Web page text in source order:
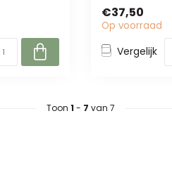
€37,50
Op voorraad
Vergelijk
Toon 1 - 7 van 7